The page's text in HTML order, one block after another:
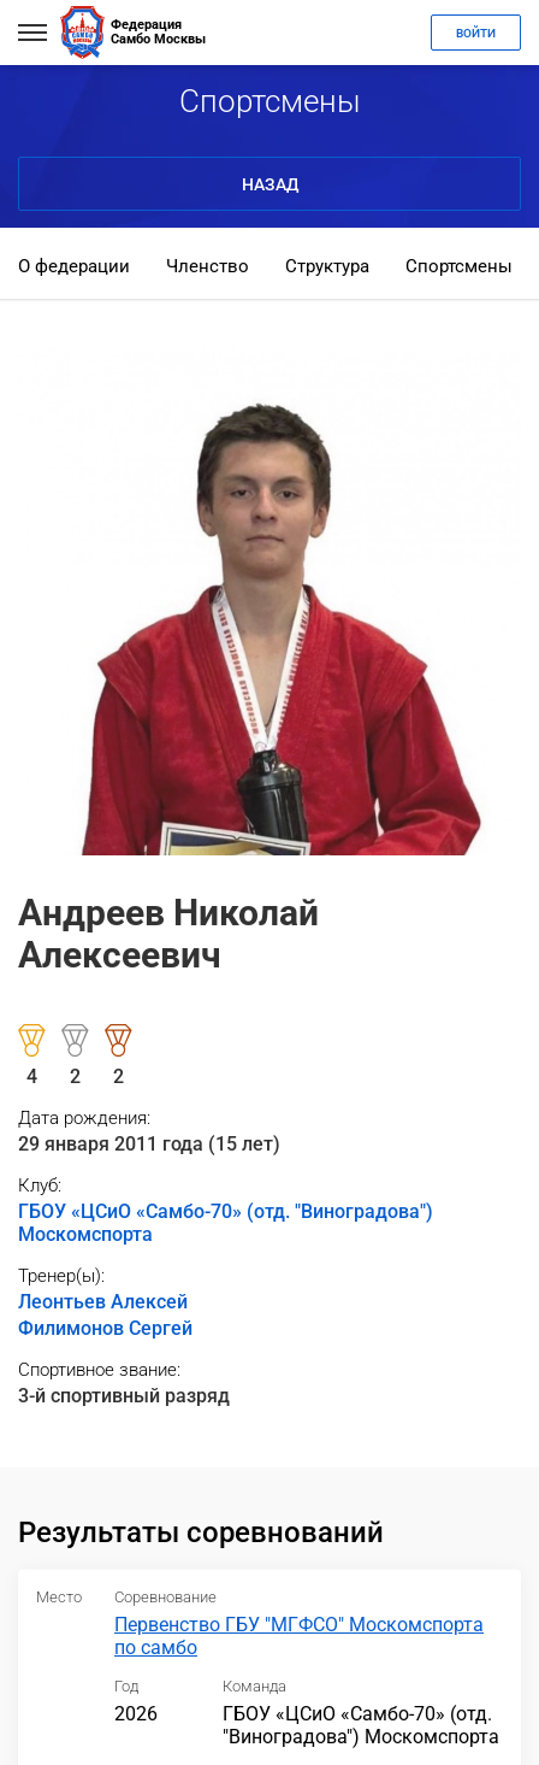
Федерация
Самбо Москвы
ВОЙТИ
Спортсмены
НАЗАД
О федерации Членство Структура Спортсмены
Андреев Николай
Алексеевич
4 2 2
Дата рождения:
29 января 2011 года (15 лет)
Клуб:
ГБОУ «ЦСиО «Самбо-70» (отд. "Виноградова")
Москомспорта
Тренер(ы):
Леонтьев Алексей
Филимонов Сергей
Спортивное звание:
3-й спортивный разряд
Результаты соревнований
Место Соревнование
Первенство ГБУ "МГФСО" Москомспорта
по самбо
Год
2026
Команда
ГБОУ «ЦСиО «Самбо-70» (отд.
"Виноградова") Москомспорта